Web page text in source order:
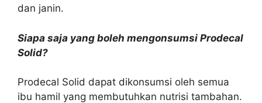
dan janin.
Siapa saja yang boleh mengonsumsi Prodecal
Solid?
Prodecal Solid dapat dikonsumsi oleh semua
ibu hamil yang membutuhkan nutrisi tambahan.